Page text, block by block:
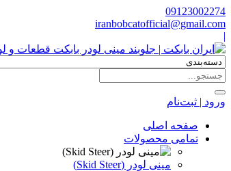
09123002274
iranbobcatofficial@gmail.com
|
ورود | ثبت‌نام
صفحه اصلی
تمامی محصولات
مینی لودر (Skid Steer)